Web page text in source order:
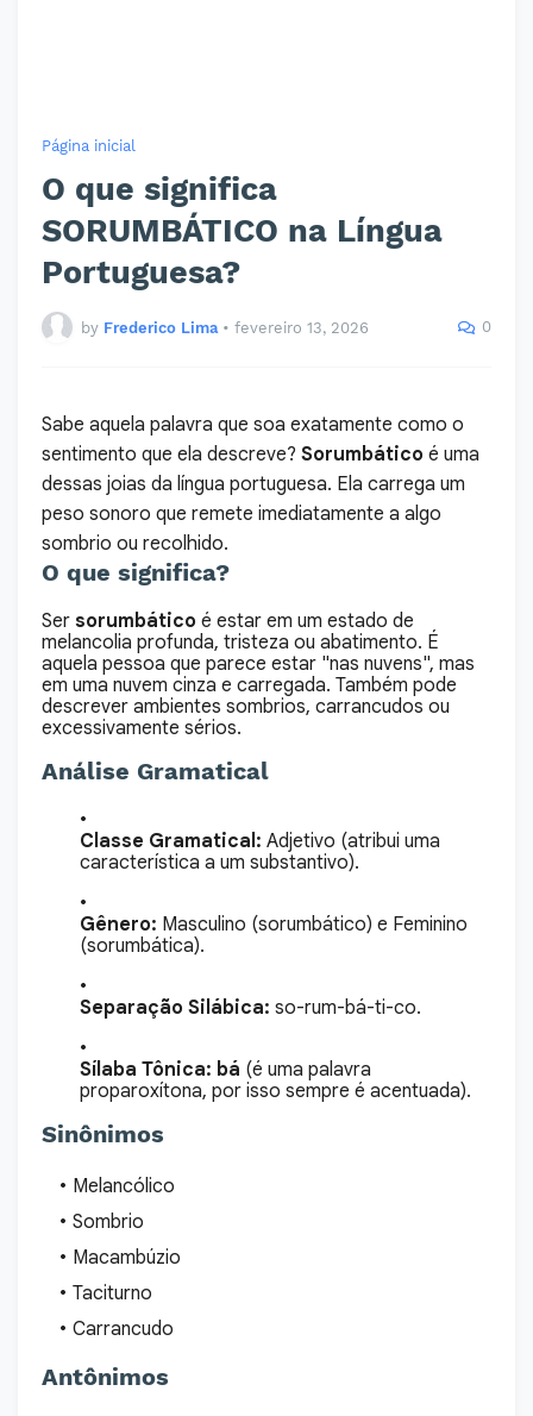
Página inicial
O que significa
SORUMBÁTICO na Língua
Portuguesa?
by Frederico Lima • fevereiro 13, 2026 0
Sabe aquela palavra que soa exatamente como o
sentimento que ela descreve? Sorumbático é uma
dessas joias da língua portuguesa. Ela carrega um
peso sonoro que remete imediatamente a algo
sombrio ou recolhido.
O que significa?
Ser sorumbático é estar em um estado de
melancolia profunda, tristeza ou abatimento. É
aquela pessoa que parece estar "nas nuvens", mas
em uma nuvem cinza e carregada. Também pode
descrever ambientes sombrios, carrancudos ou
excessivamente sérios.
Análise Gramatical
Classe Gramatical: Adjetivo (atribui uma
característica a um substantivo).
Gênero: Masculino (sorumbático) e Feminino
(sorumbática).
Separação Silábica: so-rum-bá-ti-co.
Sílaba Tônica: bá (é uma palavra
proparoxítona, por isso sempre é acentuada).
Sinônimos
Melancólico
Sombrio
Macambúzio
Taciturno
Carrancudo
Antônimos